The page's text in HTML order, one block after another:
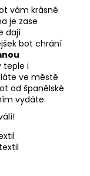
vám krásně
je zase
dají
bot chrání
teple i
ve městě
od španělské
vydáte.